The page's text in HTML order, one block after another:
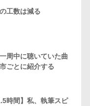
工数は減る
周中に聴いていた曲
ごとに紹介する
時間】私、執筆スピ